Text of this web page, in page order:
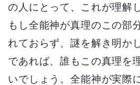
の人にとって、これが理解
もし全能神が真理のこの部
れておらず、謎を解き明か
であれば、誰もこの真理を
いでしょう。全能神が実際